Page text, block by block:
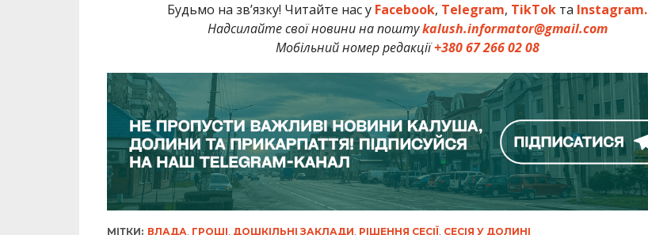
Будьмо на зв’язку! Читайте нас у Facebook, Telegram, TikTok та Instagram.
Надсилайте свої новини на поштуkalush.informator@gmail.com
Мобільний номер редакції+380 67 266 02 08
МІТКИ: ВЛАДА, ГРОШІ, ДОШКІЛЬНІ ЗАКЛАДИ, РІШЕННЯ СЕСІЇ, СЕСІЯ У ДОЛИНІ